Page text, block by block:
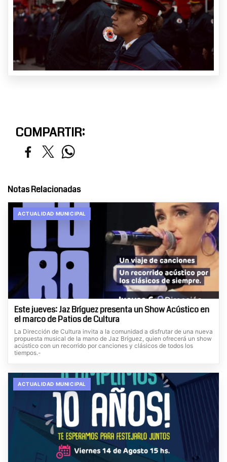
COMPARTIR:
Notas Relacionadas
ACTUALIDAD MUNICIPAL
Este jueves: Jaz Bríguez presenta un Show Acústico en
el marco de Patios de Cultura
La Dirección de Cultura invita a la comunidad a disfrutar de una nueva
propuesta musical de la mano de Jaz Bríguez, quien ofrecerá un show
acústico con un recorrido por canciones y clásicos de todos los
tiempos.-
ACTUALIDAD MUNICIPAL